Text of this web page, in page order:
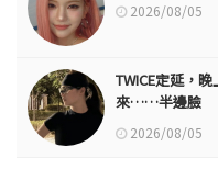
2026/08/05
TWICE定延，
來……半邊臉
2026/08/05